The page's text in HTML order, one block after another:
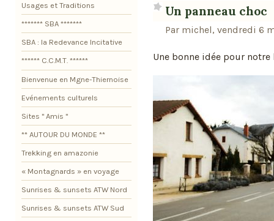
Un panneau choc
Par michel, vendredi 6
Une bonne idée pour
Usages et Traditions
******* SBA *******
SBA : la Redevance Incitative
****** C.C.M.T. ******
Bienvenue en Mgne-Thiernoise
Evénements culturels
Sites " Amis "
** AUTOUR DU MONDE **
Trekking en amazonie
« Montagnards » en voyage
Sunrises & sunsets ATW Nord
Sunrises & sunsets ATW Sud